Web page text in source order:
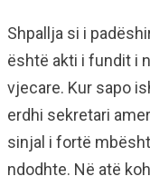
Shpallja si i
është akti i fundit i
vjecare. Kur sapo
erdhi sekretari
sinjal i fortë
ndodhte. Në atë